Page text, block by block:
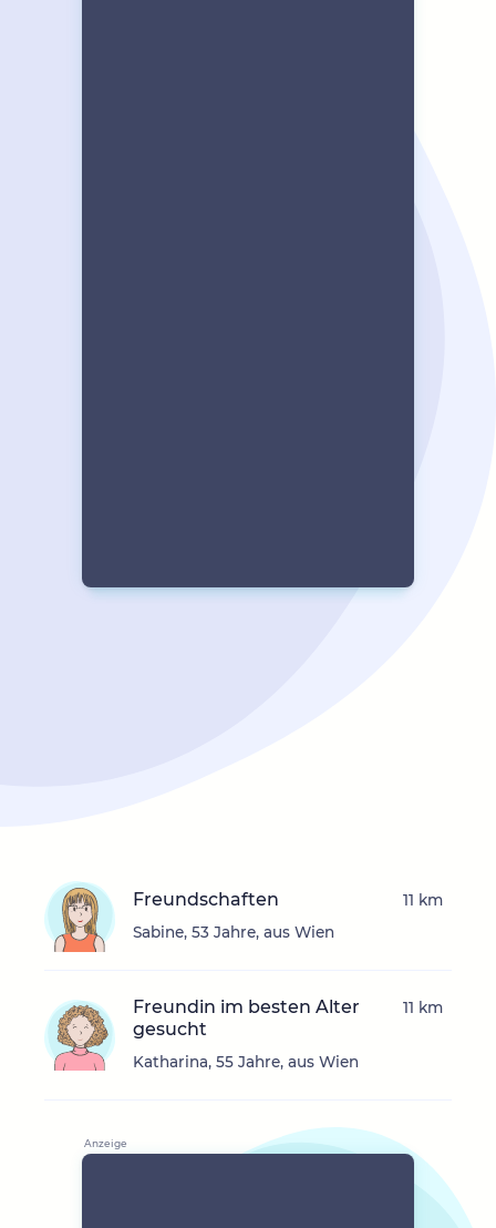
Freundschaften
Sabine, 53 Jahre, aus Wien
11 km
Freundin im besten Alter
gesucht
Katharina, 55 Jahre, aus Wien
11 km